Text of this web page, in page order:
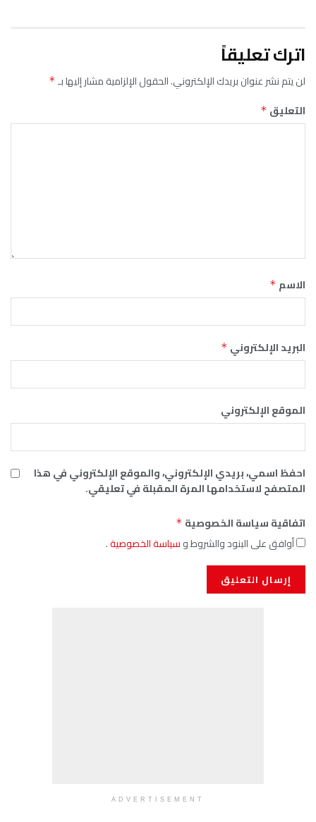
اترك تعليقاً
لن يتم نشر عنوان بريدك الإلكتروني.الحقول الإلزامية مشار إليها بـ*
التعليق *
الاسم *
البريد الإلكتروني *
الموقع الإلكتروني
احفظ اسمي، بريدي الإلكتروني، والموقع الإلكتروني في هذا
المتصفح لاستخدامها المرة المقبلة في تعليقي.
اتفاقية سياسة الخصوصية *
أوافق على البنود والشروط وسياسة الخصوصية.
ADVERTISEMENT